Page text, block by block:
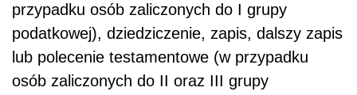
przypadku osób zaliczonych do I grupy
podatkowej), dziedziczenie, zapis, dalszy zapis
lub polecenie testamentowe (w przypadku
osób zaliczonych do II oraz III grupy